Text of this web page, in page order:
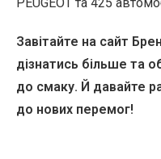
Завітайте на сайт
дізнатись більше та
до смаку. Й давайте
до нових перемог!